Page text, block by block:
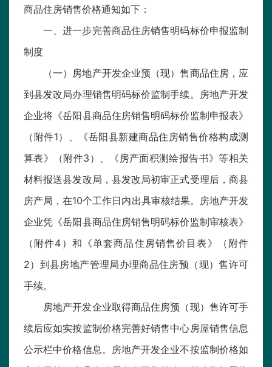
商品住房销售价格通知如下：
一、进一步完善商品住房销售明码标价申报监制
制度
（一）房地产开发企业预（现）售商品住房，应
到县发改局办理销售明码标价监制手续。房地产开发
企业将《岳阳县商品住房销售明码标价监制申报表》
（附件1）、《岳阳县新建商品住房销售价格构成测
算表》（附件3）、《房产面积测绘报告书》等相关
材料报送县发改局，县发改局初审正式受理后，商县
房产局，在10个工作日内出具审核结果。房地产开发
企业凭《岳阳县商品住房销售明码标价监制审核表》
（附件4）和《单套商品住房销售价目表》（附件
2）到县房地产管理局办理商品住房预（现）售许可
手续。
房地产开发企业取得商品住房预（现）售许可手
续后应如实按监制价格完善好销售中心房屋销售信息
公示栏中价格信息。房地产开发企业不按监制价格如